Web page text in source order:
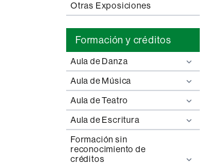
Otras Exposiciones
Formación y créditos
Aula de Danza
Aula de Música
Aula de Teatro
Aula de Escritura
Formación sin
reconocimiento de
créditos